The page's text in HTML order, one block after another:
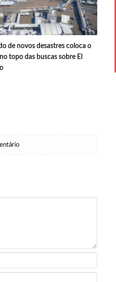
de novos desastres coloca o
topo das buscas sobre El